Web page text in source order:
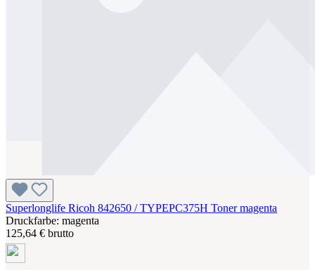
Superlonglife Ricoh 842650 / TYPEPC375H Toner magenta
Druckfarbe: magenta
125,64 € brutto